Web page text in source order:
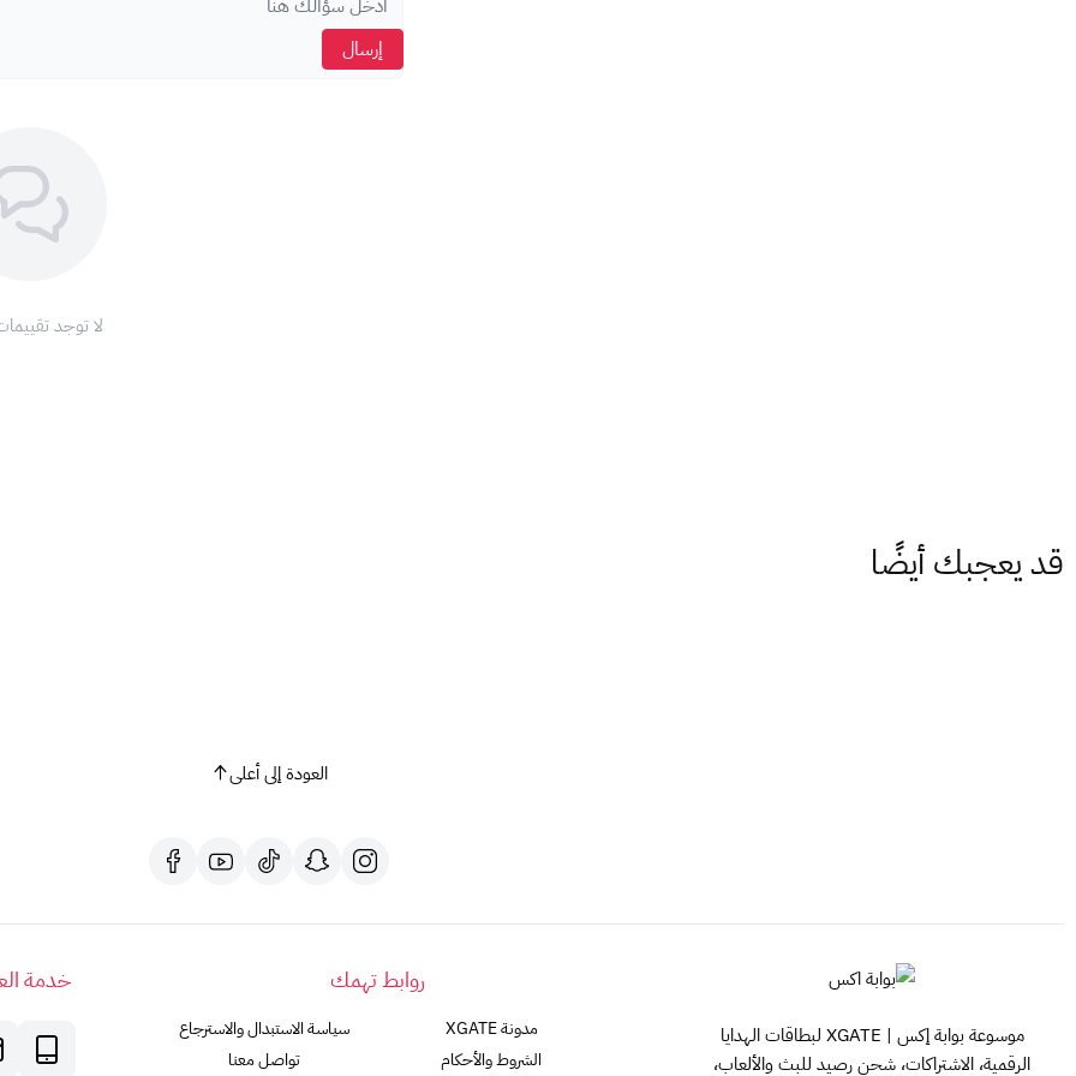
إرسال
لا توجد
قد يعجبك أيضًا
العودة إلى أعلى
موسوعة بوابة إكس | XGATE لبطاقات الهدايا
الرقمية، الاشتراكات، شحن رصيد للبث والألعاب،
روابط تهمك
مدونة XGATE
الشروط والأحكام
سياسة الاستبدال والاسترجاع
تواصل معنا
خدمة